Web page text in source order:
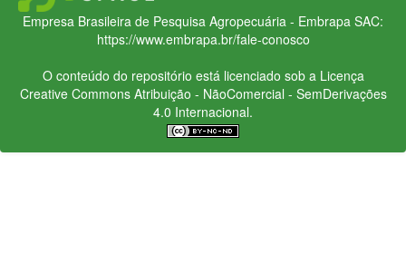
Empresa Brasileira de Pesquisa Agropecuária - Embrapa SAC:
https://www.embrapa.br/fale-conosco
O conteúdo do repositório está licenciado sob a Licença
Creative CommonsAtribuição - NãoComercial - SemDerivações
4.0 Internacional.